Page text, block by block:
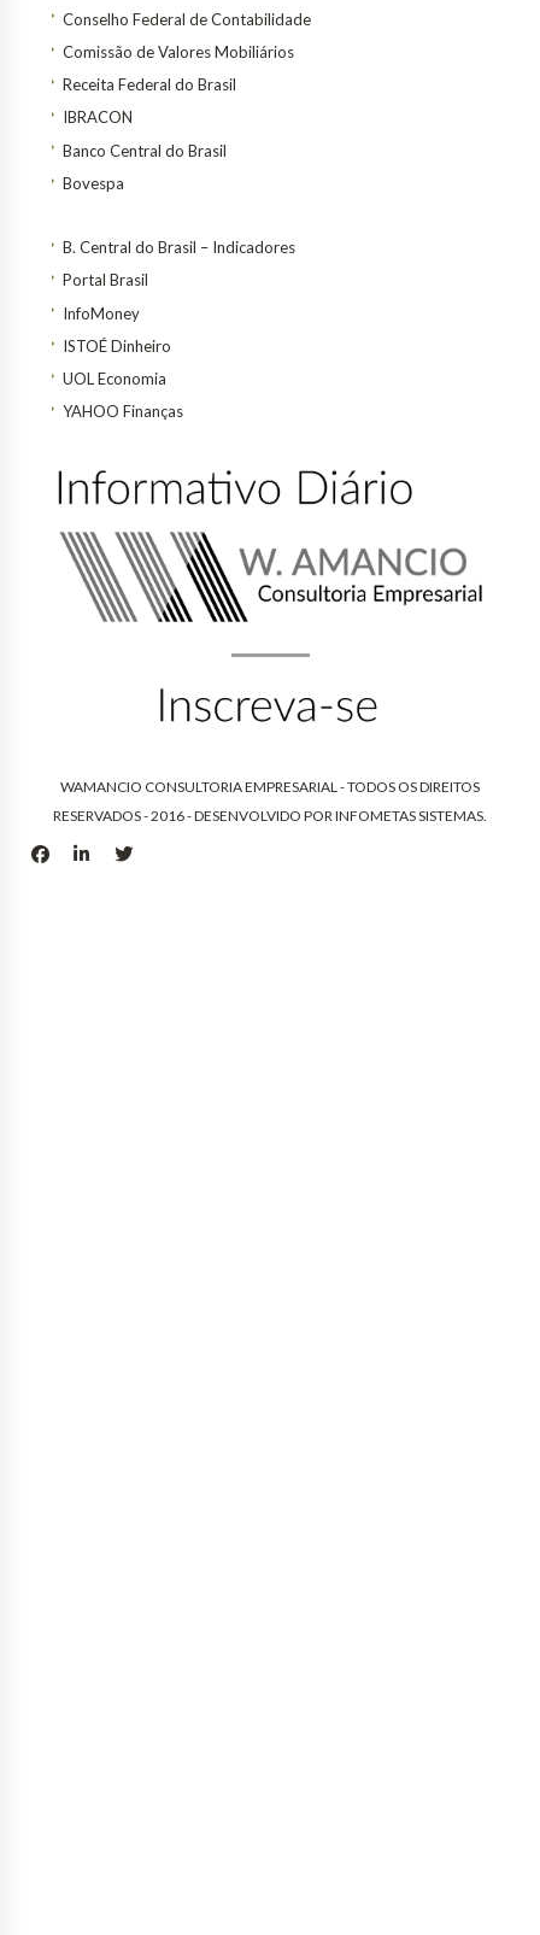
Conselho Federal de Contabilidade
Comissão de Valores Mobiliários
Receita Federal do Brasil
IBRACON
Banco Central do Brasil
Bovespa
B. Central do Brasil – Indicadores
Portal Brasil
InfoMoney
ISTOÉ Dinheiro
UOL Economia
YAHOO Finanças
WAMANCIO CONSULTORIA EMPRESARIAL - TODOS OS DIREITOS
RESERVADOS - 2016 - DESENVOLVIDO POR INFOMETAS SISTEMAS